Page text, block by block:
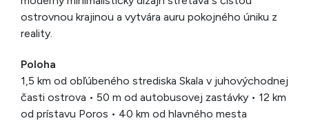
ostrovnou krajinou a vytvára auru pokojného úniku z
reality.
Poloha
1,5 km od obľúbeného strediska Skala v juhovýchodnej
časti ostrova • 50 m od autobusovej zastávky • 12 km
od prístavu Poros • 40 km od hlavného mesta